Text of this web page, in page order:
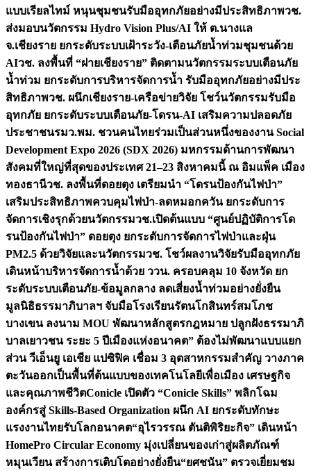
แบบเรียลไทม์ หนุนชุมชนรับมืออุทกภัยอย่างมีประสิทธิภาพวช.
ส่งมอบนวัตกรรม Hydro Vision Plus/AI ให้ ต.นางแล
จ.เชียงราย ยกระดับระบบเฝ้าระวัง-เตือนภัยน้ำท่วมชุมชนด้วย
AIวช. ลงพื้นที่ “ฝายเชียงราย” ติดตามนวัตกรรมระบบเตือนภัย
น้ำท่วม ยกระดับการบริหารจัดการน้ำ รับมืออุทกภัยอย่างมีประ
สิทธิภาพวช. ผนึกเชียงราย-เครือข่ายวิจัย โชว์นวัตกรรมรับมือ
อุทกภัย ยกระดับระบบเตือนภัย-โดรน-AI เสริมความปลอดภัย
ประชาชนรมว.พม. ชวนคนไทยร่วมเป็นส่วนหนึ่งของงาน Social
Development Expo 2026 (SDX 2026) มหกรรมด้านการพัฒนา
สังคมที่ใหญ่ที่สุดของประเทศ 21–23 สิงหาคมนี้ ณ อิมแพ็ค เมือง
ทองธานีวช. ลงพื้นที่ดอยตุง เตรียมนำ “โดรนป้องกันไฟป่า”
เสริมประสิทธิภาพควบคุมไฟป่า-ลดหมอกควัน ยกระดับการ
จัดการเชิงรุกด้วยนวัตกรรมวช.เปิดต้นแบบ “ศูนย์ปฏิบัติการโด
รนป้องกันไฟป่า” ดอยตุง ยกระดับการจัดการไฟป่าและฝุ่น
PM2.5 ด้วยวิจัยและนวัตกรรมวช. โชว์ผลงานวิจัยรับมืออุทกภัย
เดินหน้าบริหารจัดการน้ำด้วย ววน. ครอบคลุม 10 จังหวัด ยก
ระดับระบบเตือนภัย-ข้อมูลกลาง ลดเสี่ยงน้ำท่วมอย่างยั่งยืน
มูลนิธิธรรมาภิบาลฯ จับมือโรงเรียนรัตนโกสินทร์สมโภช
บางเขน ลงนาม MOU พัฒนาหลักสูตรกฎหมาย ปลูกฝังธรรมาภิ
บาลเยาวชน ระยะ 5 ปีเมืองแห่งอนาคต” ต้องไม่พัฒนาแบบแยก
ส่วน วีเอ็นยู เอเชีย แปซิฟิค เชื่อม 3 อุตสาหกรรมสำคัญ วางภาค
ตะวันออกเป็นพื้นที่ต้นแบบของเทคโนโลยีเพื่อเมือง เศรษฐกิจ
และคุณภาพชีวิตConicle เปิดตัว “Conicle Skills” พลิกโฉม
องค์กรสู่ Skills-Based Organization ผนึก AI ยกระดับทักษะ
แรงงานไทยรับโลกอนาคต“อุไรวรรณ ตันติพิริยะกิจ” เดินหน้า
HomePro Circular Economy มุ่งเปลี่ยนของเก่าสู่ผลิตภัณฑ์
หมุนเวียน สร้างการเติบโตอย่างยั่งยืน“ยศชนัน” ตรวจเยี่ยมชม